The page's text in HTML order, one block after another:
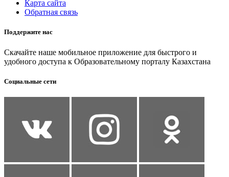
Карта сайта
Обратная связь
Поддержите нас
Скачайте наше мобильное приложение для быстрого и
удобного доступа к Образовательному порталу Казахстана
Социальные сети